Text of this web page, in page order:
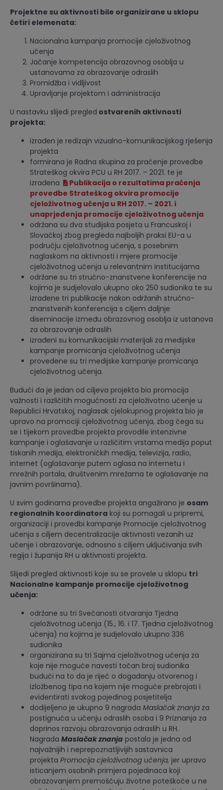
Projektne su aktivnosti bile organizirane u sklopu
četiri elemenata:
Nacionalna kampanja promocije cjeloživotnog
učenja
Jačanje kompetencija obrazovnog osoblja u
ustanovama za obrazovanje odraslih
Promidžba i vidljivost
Upravljanje projektom i administracija
U nastavku slijedi pregled ostvarenih aktivnosti
projekta:
izrađen je redizajn vizualno-komunikacijskog rješenja
projekta
formirana je Radna skupina za praćenje provedbe
Strateškog okvira PCU u RH 2017. – 2021. te je
izrađena
Publikacija o rezultatima praćenja
provedbe Strateškog okvira promocije
cjeloživotnog učenja u RH 2017. – 2021. i
unaprjeđenja promocije cjeloživotnog učenja
održana su dva studijska posjeta u Francuskoj i
Slovačkoj zbog pregleda najboljih praksi EU-a u
području cjeloživotnog učenja, s posebnim
naglaskom na aktivnosti i mjere promocije
cjeloživotnog učenja u relevantnim institucijama
održane su tri stručno-znanstvene konferencije na
kojima je sudjelovalo ukupno oko 250 sudionika te su
izrađene tri publikacije nakon održanih stručno-
znanstvenih konferencija s ciljem daljnje
diseminacije između obrazovnog osoblja iz ustanova
za obrazovanje odraslih
izrađeni su komunikacijski materijali za medijske
kampanje promicanja cjeloživotnog učenja
provedene su tri medijske kampanje promicanja
cjeloživotnog učenja.
Budući da je jedan od ciljeva projekta bio promocija
važnosti i različitih mogućnosti za cjeloživotno učenje u
Republici Hrvatskoj, naglasak cjelokupnog projekta bio je
upravo na promociji cjeloživotnog učenja, zbog čega su
se i tijekom provedbe projekta provodile intenzivne
kampanje i oglašavanje u različitim vrstama medija poput
tiskanih medija, elektroničkih medija, televizija, radio,
internet (oglašavanje putem oglasa na internetu i
mrežnih portala, društvenim mrežama te oglašavanje na
javnim površinama).
U svim godinama provedbe projekta angažirano je osam
regionalnih koordinatora koji su pomagali u pripremi,
organizaciji i provedbi kampanje Promocije cjeloživotnog
učenja s ciljem decentralizacije aktivnosti vezanih uz
učenje i obrazovanje, odnosno s ciljem uključivanja svih
regija i županija RH u aktivnosti projekta.
Slijedi pregled aktivnosti koje su se provele u sklopu tri
Nacionalne kampanje promocije cjeloživotnog
učenja:
održane su tri Svečanosti otvaranja Tjedna
cjeloživotnog učenja (15., 16. i 17. Tjedna cjeloživotnog
učenja) na kojima je sudjelovalo ukupno 336
sudionika
organizirana su tri Sajma cjeloživotnog učenja za
koje nije moguće navesti točan broj sudionika
budući na to da je riječ o događanju otvorenog i
izložbenog tipa na kojem nije moguće prebrojati i
evidentirati svakog pojedinog posjetitelja
dodijeljeno je ukupno 9 nagrada Maslačak znanja za
postignuća u učenju odraslih osoba i 9 Priznanja za
doprinos razvoju obrazovanja odraslih u RH.
Nagrada Maslačak znanja postala je jedna od
najvažnijih i neprepoznatljivijih sastavnica
projekta Promocija cjeloživotnog učenja, jer upravo
isticanjem osobnih primjera pojedinaca koji
obrazovanjem premošćuju životne poteškoće u ne